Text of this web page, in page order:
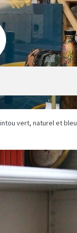
vert, naturel et bleu